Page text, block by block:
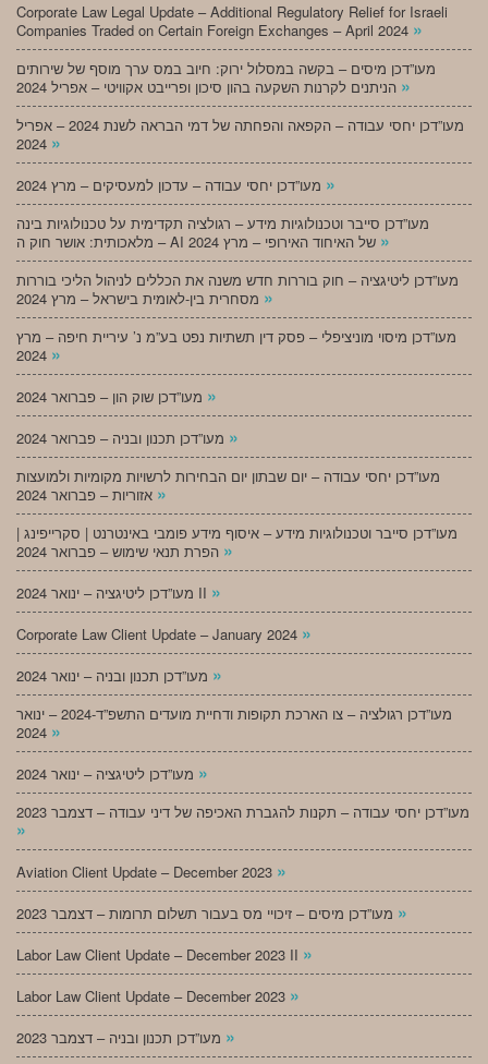
Corporate Law Legal Update – Additional Regulatory Relief for Israeli
Companies Traded on Certain Foreign Exchanges – April 2024 »
מעו”דכן מיסים – בקשה במסלול ירוק: חיוב במס ערך מוסף של שירותים
»
מעו”דכן יחסי עבודה – הקפאה והפחתה של דמי הבראה לשנת 2024 – אפריל
»
»
מעו”דכן סייבר וטכנולוגיות מידע – רגולציה תקדימית על טכנולוגיות בינה
»
מעו”דכן ליטיגציה – חוק בוררות חדש משנה את הכללים לניהול הליכי בוררות
»
מעו”דכן מיסוי מוניציפלי – פסק דין תשתיות נפט בע”מ נ’ עיריית חיפה – מרץ
»
»
»
מעו”דכן יחסי עבודה – יום שבתון יום הבחירות לרשויות מקומיות ולמועצות
»
מעו”דכן סייבר וטכנולוגיות מידע – איסוף מידע פומבי באינטרנט | סקרייפינג |
»
מעו”דכן ליטיגציה – ינואר 2024 II »
Corporate Law Client Update – January 2024 »
»
מעו”דכן רגולציה – צו הארכת תקופות ודחיית מועדים התשפ”ד-2024 – ינואר
»
»
מעו”דכן יחסי עבודה – תקנות להגברת האכיפה של דיני עבודה – דצמבר 2023
»
Aviation Client Update – December 2023 »
»
Labor Law Client Update – December 2023 II »
Labor Law Client Update – December 2023 »
»